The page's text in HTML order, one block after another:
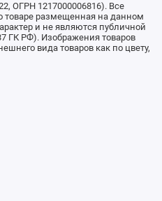
ОГРН 1217000006816). Все
размещенная на данном
и не являются публичной
ГК РФ). Изображения товаров
вида товаров как по цвету,